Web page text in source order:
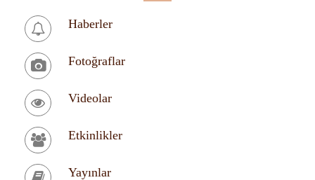
Haberler
Fotoğraflar
Videolar
Etkinlikler
Yayınlar